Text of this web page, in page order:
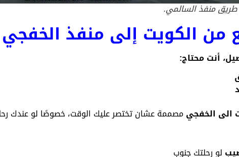
منفذ السالمي.
من الكويت إلى منفذ
أنت محتاج:
الى الخفجيمصممة عشان تختصر عليك الوقت، خصوصًا لو عندك
لو رحلتك جنوب